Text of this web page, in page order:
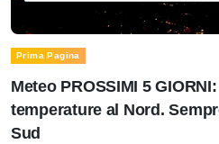
Prima Pagina
Meteo PROSSIMI 5
temperature al Nord.
Sud